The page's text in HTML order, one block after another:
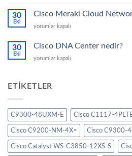
Center
için
30
Eki
Cisco Meraki Cloud
Cisco
Cloud
Çözümleri
yorumlar kapalı
30
Eki
Cisco DNA Center nedir?
Cisco
nedir?
yorumlar kapalı
ETIKETLER
C9300-48UXM-E Cisco C1117-
Cisco C9200-NM-4X= Cisco C9300-
Cisco Catalyst WS-C3850-12XS-S